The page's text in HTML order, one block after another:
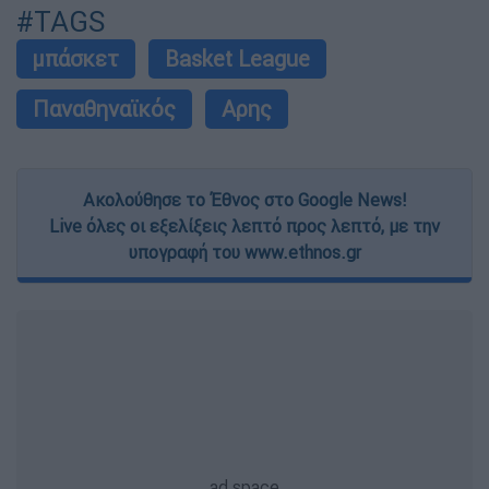
#TAGS
μπάσκετ
Basket League
Παναθηναϊκός
Αρης
Ακολούθησε το Έθνος στο Google News!
Live όλες οι εξελίξεις λεπτό προς λεπτό, με την
υπογραφή του www.ethnos.gr